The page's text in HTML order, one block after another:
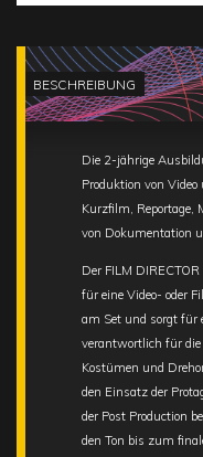
BESCHREIBUNG
Die 2-jährige
Produktion von
Kurzfilm, Reportage,
von Dokumentation
Der FILM
für eine Video- oder
am Set und sorgt für
verantwortlich für
Kostümen und
den Einsatz der
der Post Production
den Ton bis zum